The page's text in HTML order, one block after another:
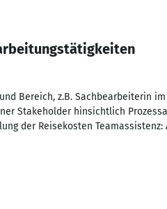
Bereich, z.B. Sachbearbeiterin
Stakeholder hinsichtlich
der Reisekosten